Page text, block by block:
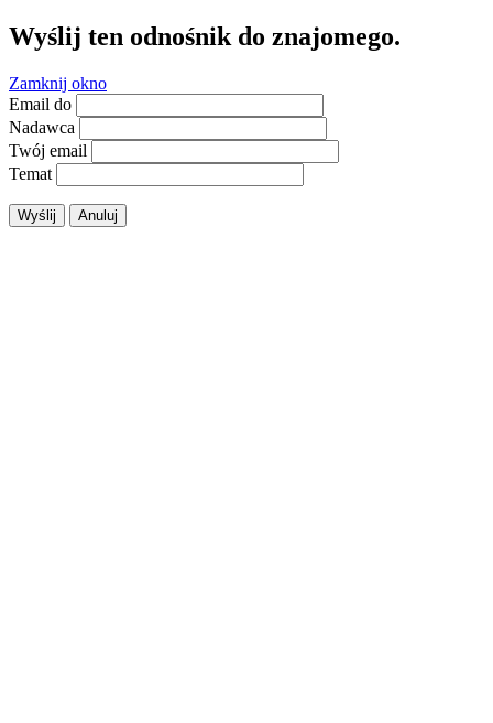
Wyślij ten odnośnik do znajomego.
Zamknij okno
Email do
Nadawca
Twój email
Temat
Wyślij Anuluj